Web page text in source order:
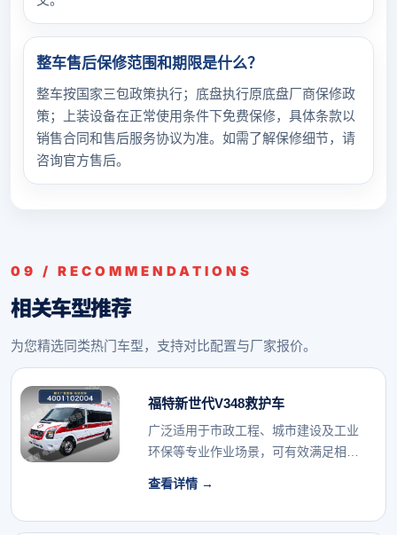
整车售后保修范围和期限是什么？
整车按国家三包政策执行；底盘执行原底盘厂商保修政
策；上装设备在正常使用条件下免费保修，具体条款以
销售合同和售后服务协议为准。如需了解保修细节，请
咨询官方售后。
09 / RECOMMENDATIONS
相关车型推荐
为您精选同类热门车型，支持对比配置与厂家报价。
福特新世代V348救护车
广泛适用于市政工程、城市建设及工业
环保等专业作业场景，可有效满足相关
查看详情 →